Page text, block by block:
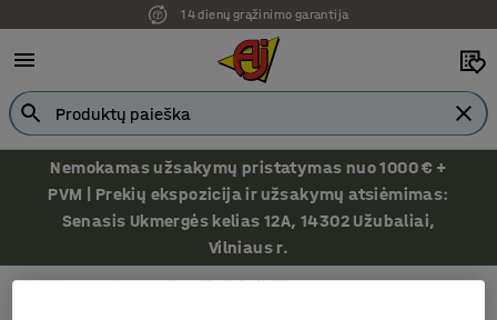
14 dienų grąžinimo garantija
Nemokamas užsakymų pristatymas nuo 1000 € +
PVM | Prekių ekspozicija ir užsakymų atsiėmimas:
Senasis Ukmergės kelias 12A, 14302 Užubaliai,
Vilniaus r.
Skalbinių tvarkymas Maišai skalbiniams